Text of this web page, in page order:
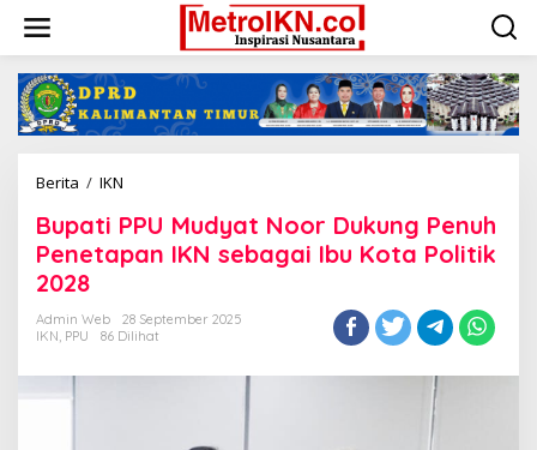
konten
Berita / IKN
Mudyat
Noor
Dukung
Penetapan
IKN
Ibu
Bupati PPU Mudyat Noor Dukung Penuh
Penetapan IKN sebagai Ibu Kota Politik
2028
Admin Web
28 September 2025
IKN PPU 86 Dilihat